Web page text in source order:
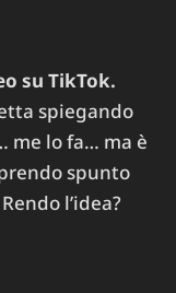
su TikTok.
spiegando
me lo fa… ma è
spunto
l’idea?